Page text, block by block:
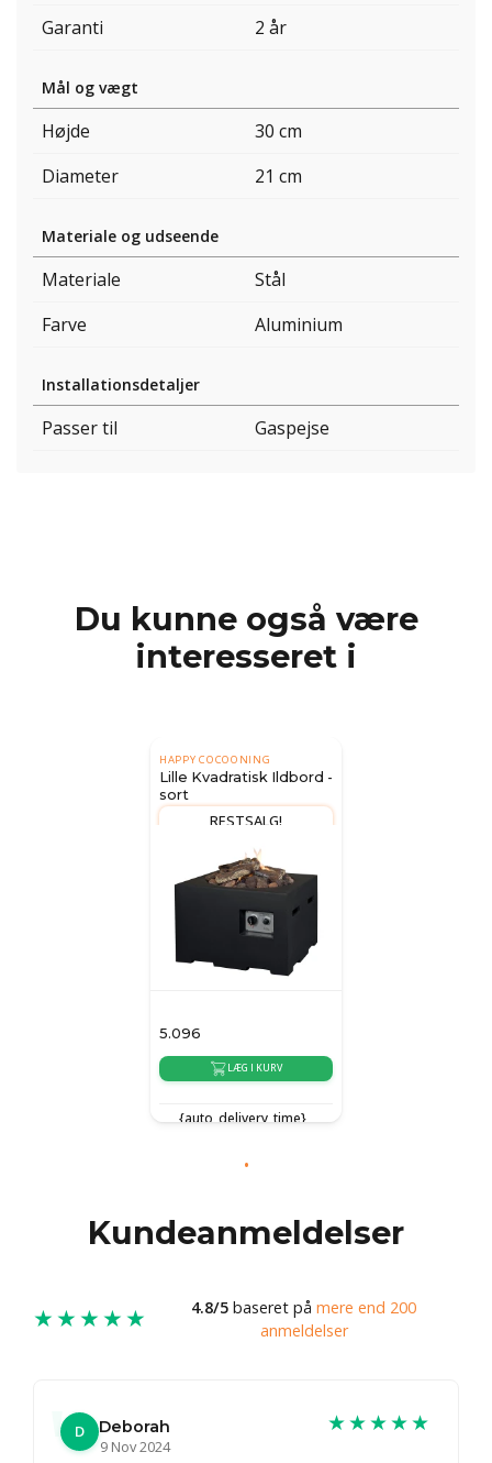
Garanti 2 år
Mål og vægt
Højde
30 cm
Diameter
21 cm
Materiale og udseende
Materiale
Stål
Farve
Aluminium
Installationsdetaljer
Passer til Gaspejse
Du kunne også være
interesseret i
HAPPY COCOONING
Lille Kvadratisk Ildbord -
sort
RESTSALG!
5.096
LÆG I KURV
{auto_delivery_time}
Kundeanmeldelser
★★★★★ 4.8/5 baseret på mere end 200
anmeldelser
D
Deborah
9 Nov 2024
★★★★★